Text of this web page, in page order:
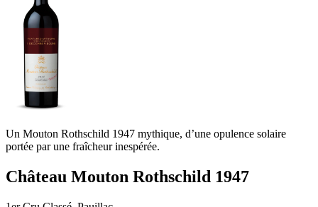
Un Mouton Rothschild 1947 mythique, d’une opulence solaire
portée par une fraîcheur inespérée.
Château Mouton Rothschild 1947